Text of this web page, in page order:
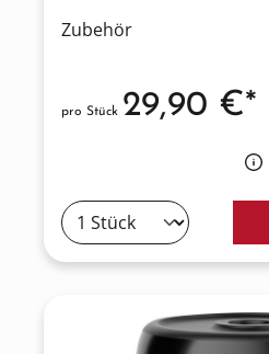
Zubehör
pro Stück 29,90 €*